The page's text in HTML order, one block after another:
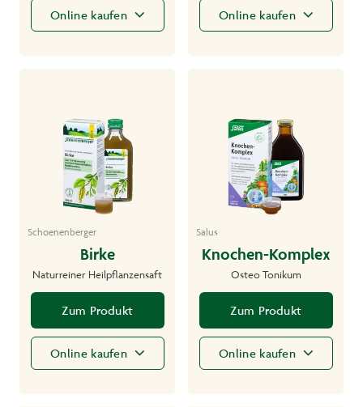
Online kaufen Online kaufen
Schoenenberger
Birke
Naturreiner Heilpflanzensaft
Zum Produkt
Online kaufen
Salus
Knochen-Komplex
Osteo Tonikum
Zum Produkt
Online kaufen